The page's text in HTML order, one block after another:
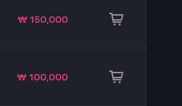
₩ 150,000
₩ 100,000